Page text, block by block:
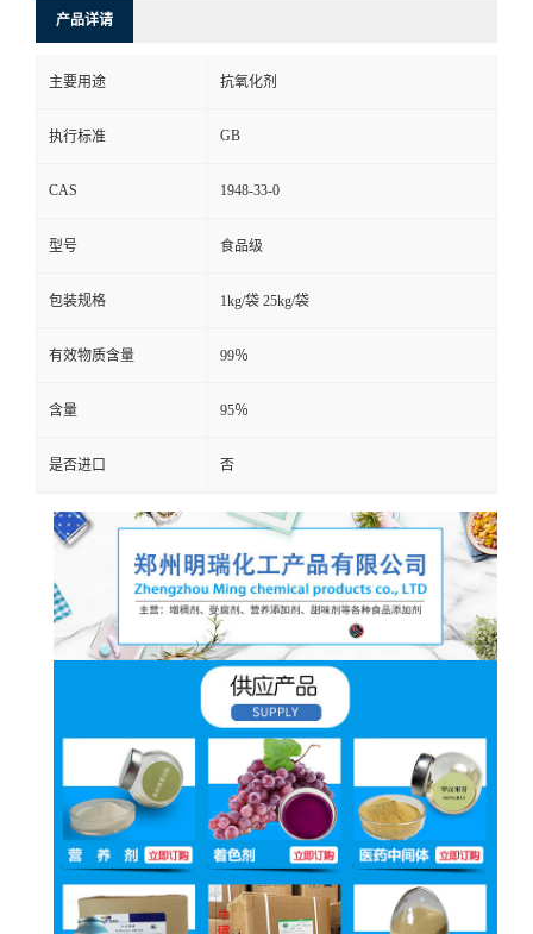
产品详请
主要用途 抗氧化剂
执行标准 GB
CAS 1948-33-0
型号 食品级
包装规格 1kg/袋 25kg/袋
有效物质含量 99％
含量 95％
是否进口 否